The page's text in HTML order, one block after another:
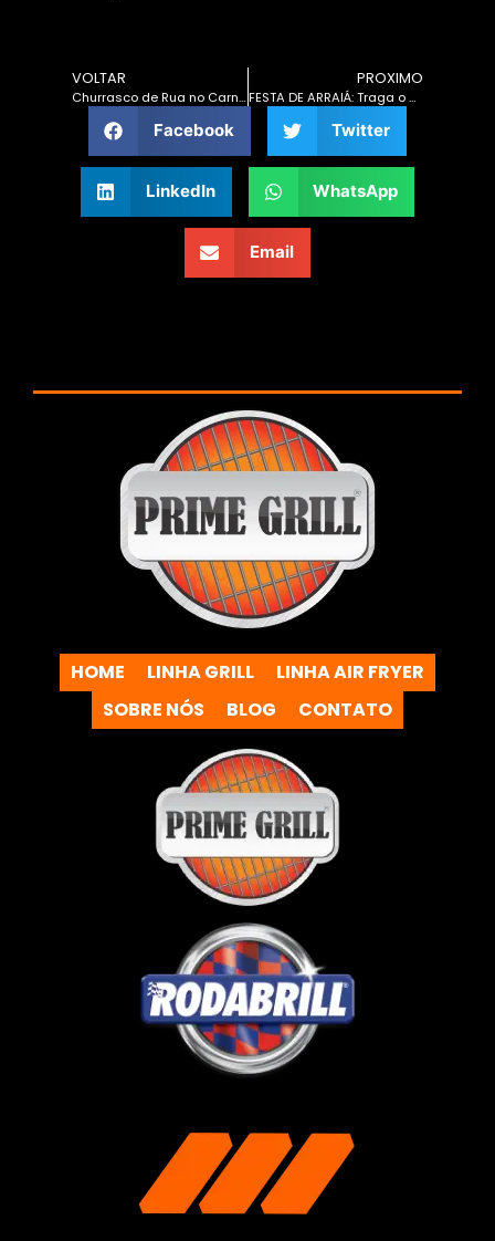
VOLTAR
Churrasco de Rua no Carnaval: Como Preparar e Cuidar do Seu Churrasco Durante a Folia
PROXIMO
FESTA DE ARRAIÁ: Traga o sabor do fogo para o São João
Facebook Twitter
LinkedIn WhatsApp
Email
HOME LINHA GRILL
LINHA AIR FRYER
SOBRE NÓS
BLOG CONTATO